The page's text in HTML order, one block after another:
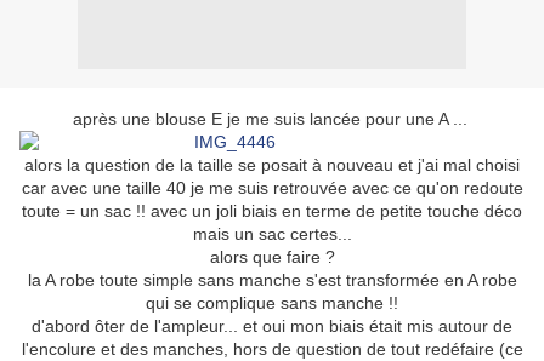
après une blouse E je me suis lancée pour une A ...
alors la question de la taille se posait à nouveau et j'ai mal choisi
car avec une taille 40 je me suis retrouvée avec ce qu'on redoute
toute = un sac !! avec un joli biais en terme de petite touche déco
mais un sac certes...
alors que faire ?
la A robe toute simple sans manche s'est transformée en A robe
qui se complique sans manche !!
d'abord ôter de l'ampleur... et oui mon biais était mis autour de
l'encolure et des manches, hors de question de tout redéfaire (ce